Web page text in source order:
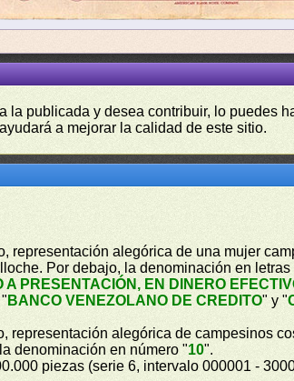
la publicada y desea contribuir, lo puedes
a mejorar la calidad de este sitio.
representación alegórica de una mujer
Por debajo, la denominación en letras
PRESENTACIÓN, EN DINERO
BANCO VENEZOLANO DE CREDITO" y "
representación alegórica de campesinos
denominación en número "10".
piezas (serie 6, intervalo 000001 -